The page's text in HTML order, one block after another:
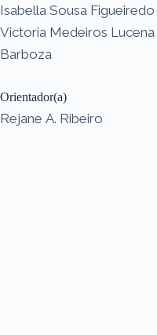
Isabella Sousa Figueiredo
Victoria Medeiros Lucena
Barboza
Orientador(a)
Rejane A. Ribeiro